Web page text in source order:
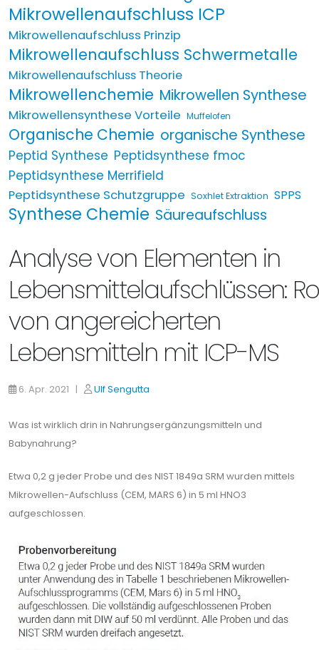
Mikrowellenaufschluss ICP
Mikrowellenaufschluss Prinzip
Mikrowellenaufschluss Schwermetalle
Mikrowellenaufschluss Theorie
Mikrowellenchemie Mikrowellen Synthese
Mikrowellensynthese Vorteile Muffelofen
Organische Chemie organische Synthese
Peptid Synthese Peptidsynthese fmoc
Peptidsynthese Merrifield
Peptidsynthese Schutzgruppe Soxhlet Extraktion SPPS
Synthese Chemie Säureaufschluss
Analyse von Elementen in
Lebensmittelaufschlüssen:
von angereicherten
Lebensmitteln mit ICP-MS
6. Apr. 2021 | Ulf Sengutta
Was ist wirklich drin in Nahrungsergänzungsmitteln und
Babynahrung?
Etwa 0,2 g jeder Probe und des NIST 1849a SRM wurden mittels
Mikrowellen-Aufschluss (CEM, MARS 6) in 5 ml HNO3
aufgeschlossen.